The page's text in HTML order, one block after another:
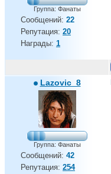
Группа: Фанаты
Сообщений: 22
Репутация: 20
Награды: 1
Lazovic_8
Группа: Фанаты
Сообщений: 42
Репутация: 254